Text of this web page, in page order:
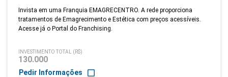
Invista em uma Franquia EMAGRECENTRO. A rede proporciona
tratamentos de Emagrecimento e Estética com preços acessíveis.
Acesse já o Portal do Franchising.
INVESTIMENTO TOTAL (R$)
130.000
Pedir Informações